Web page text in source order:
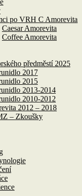
po VRH C Amorevita
Caesar Amorevita
Coffee Amorevita
předměstí 2025
2017
2015
2013-2014
2010-2012
2012 – 2018
– Zkoušky